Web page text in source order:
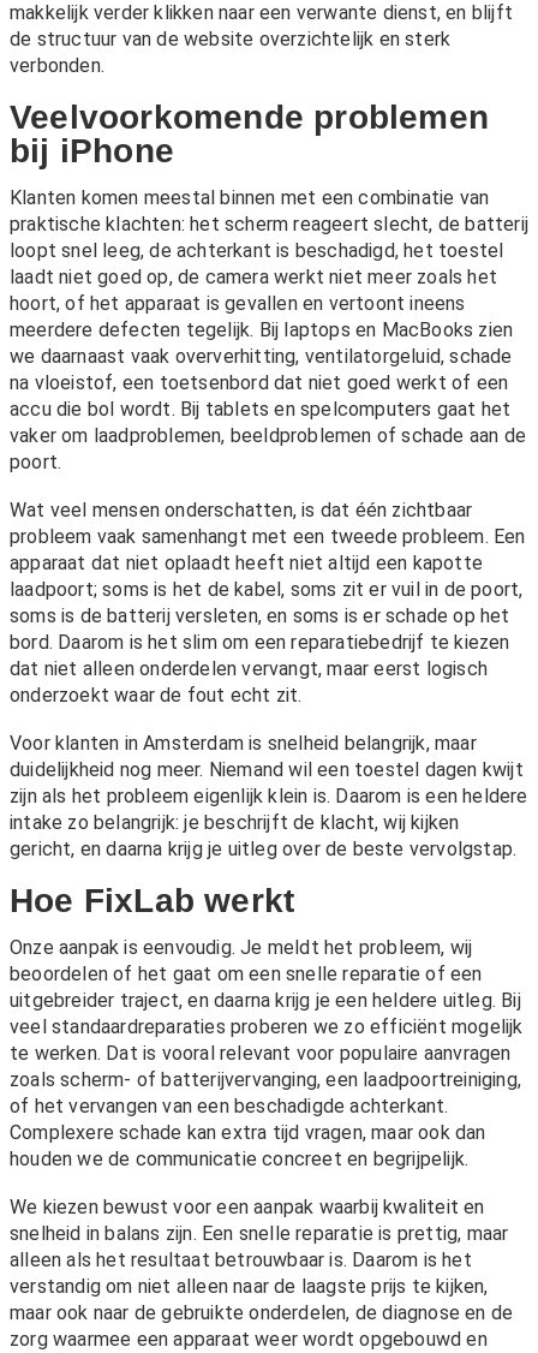
makkelijk verder klikken naar een verwante dienst, en blijft
de structuur van de website overzichtelijk en sterk
verbonden.
Veelvoorkomende problemen
bij iPhone
Klanten komen meestal binnen met een combinatie van
praktische klachten: het scherm reageert slecht, de batterij
loopt snel leeg, de achterkant is beschadigd, het toestel
laadt niet goed op, de camera werkt niet meer zoals het
hoort, of het apparaat is gevallen en vertoont ineens
meerdere defecten tegelijk. Bij laptops en MacBooks zien
we daarnaast vaak oververhitting, ventilatorgeluid, schade
na vloeistof, een toetsenbord dat niet goed werkt of een
accu die bol wordt. Bij tablets en spelcomputers gaat het
vaker om laadproblemen, beeldproblemen of schade aan de
poort.
Wat veel mensen onderschatten, is dat één zichtbaar
probleem vaak samenhangt met een tweede probleem. Een
apparaat dat niet oplaadt heeft niet altijd een kapotte
laadpoort; soms is het de kabel, soms zit er vuil in de poort,
soms is de batterij versleten, en soms is er schade op het
bord. Daarom is het slim om een reparatiebedrijf te kiezen
dat niet alleen onderdelen vervangt, maar eerst logisch
onderzoekt waar de fout echt zit.
Voor klanten in Amsterdam is snelheid belangrijk, maar
duidelijkheid nog meer. Niemand wil een toestel dagen kwijt
zijn als het probleem eigenlijk klein is. Daarom is een heldere
intake zo belangrijk: je beschrijft de klacht, wij kijken
gericht, en daarna krijg je uitleg over de beste vervolgstap.
Hoe FixLab werkt
Onze aanpak is eenvoudig. Je meldt het probleem, wij
beoordelen of het gaat om een snelle reparatie of een
uitgebreider traject, en daarna krijg je een heldere uitleg. Bij
veel standaardreparaties proberen we zo efficiënt mogelijk
te werken. Dat is vooral relevant voor populaire aanvragen
zoals scherm- of batterijvervanging, een laadpoortreiniging,
of het vervangen van een beschadigde achterkant.
Complexere schade kan extra tijd vragen, maar ook dan
houden we de communicatie concreet en begrijpelijk.
We kiezen bewust voor een aanpak waarbij kwaliteit en
snelheid in balans zijn. Een snelle reparatie is prettig, maar
alleen als het resultaat betrouwbaar is. Daarom is het
verstandig om niet alleen naar de laagste prijs te kijken,
maar ook naar de gebruikte onderdelen, de diagnose en de
zorg waarmee een apparaat weer wordt opgebouwd en